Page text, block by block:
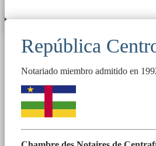
República
Notariado miembro admitido en